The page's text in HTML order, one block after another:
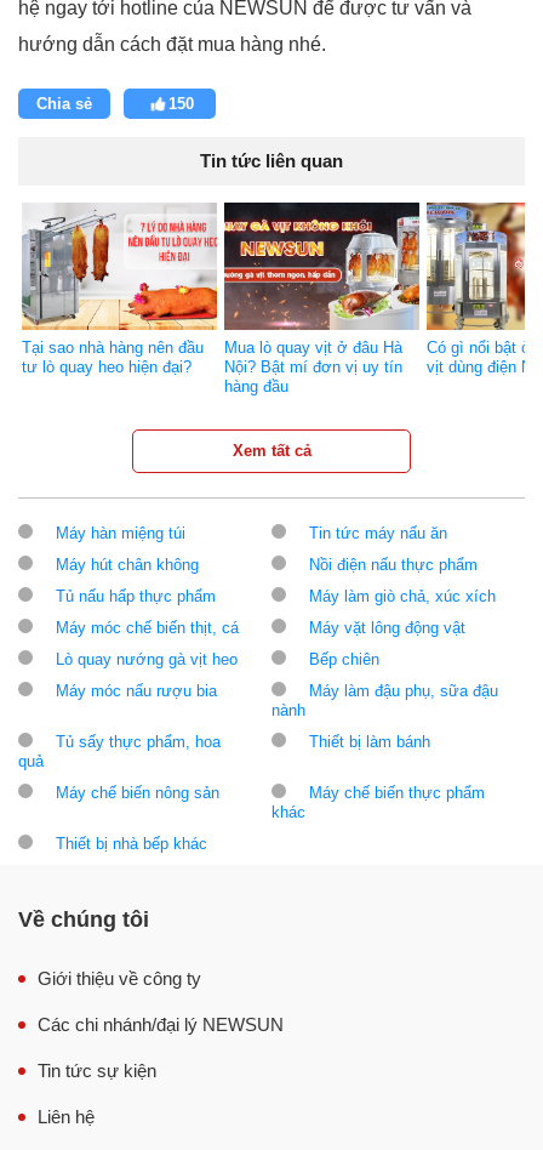
hệ ngay tới hotline của NEWSUN để được tư vấn và
hướng dẫn cách đặt mua hàng nhé.
Chia sẻ 150
Tin tức liên quan
Tại sao nhà hàng nên đầu
tư lò quay heo hiện đại?
Mua lò quay vịt ở đâu Hà
Nội? Bật mí đơn vị uy tín
hàng đầu
Có gì nổi bật ở
vịt dùng điện
Xem tất cả
Máy hàn miệng túi
Tin tức máy nấu ăn
Máy hút chân không
Nồi điện nấu thực phẩm
Tủ nấu hấp thực phẩm
Máy làm giò chả, xúc xích
Máy móc chế biến thịt, cá
Máy vặt lông động vật
Lò quay nướng gà vịt heo
Bếp chiên
Máy móc nấu rượu bia
Máy làm đậu phụ, sữa đậu
nành
Tủ sấy thực phẩm, hoa
quả
Thiết bị làm bánh
Máy chế biến nông sản
Máy chế biến thực phẩm
khác
Thiết bị nhà bếp khác
Về chúng tôi
Giới thiệu về công ty
Các chi nhánh/đại lý NEWSUN
Tin tức sự kiện
Liên hệ